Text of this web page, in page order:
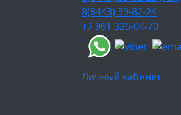
8(8443) 39-82-24
+7 961 325-04-70
Личный кабинет